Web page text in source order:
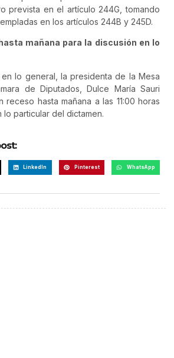
prevista en el artículo 244G, tomando
en los artículos 244B y 245D.
mañana para la discusión en lo
lo general, la presidenta de la Mesa
de Diputados, Dulce María Sauri
receso hasta mañana a las 11:00 horas
lo particular del dictamen.
LinkedIn Pinterest WhatsApp